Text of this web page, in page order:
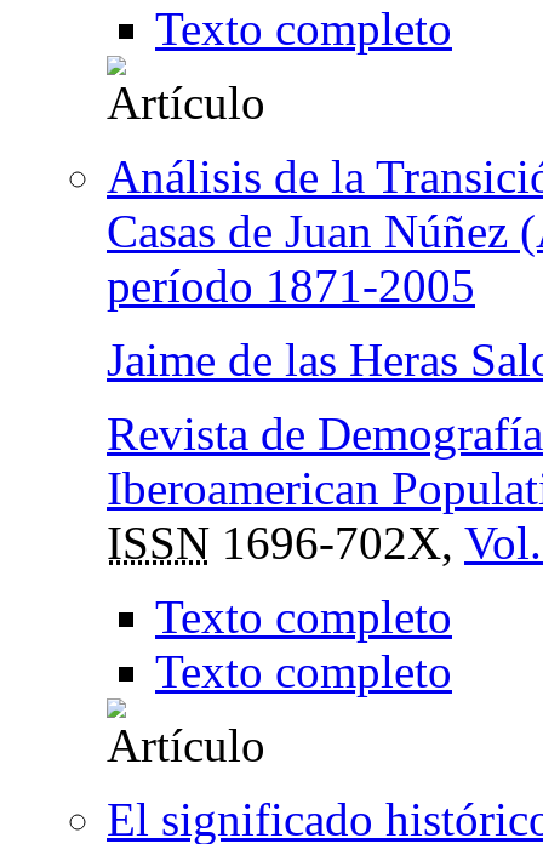
Texto completo
Análisis de la
Casas de Juan Núñez
período 1871-2005
Jaime de las Heras
Revista de
Iberoamerican
ISSN 1696-702X,
Texto completo
Texto completo
El significado